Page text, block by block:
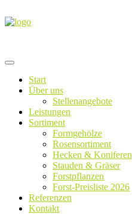
Start
Über uns
Stellenangebote
Leistungen
Sortiment
Formgehölze
Rosensortiment
Hecken & Koniferen
Stauden & Gräser
Forstpflanzen
Forst-Preisliste 2026
Referenzen
Kontakt